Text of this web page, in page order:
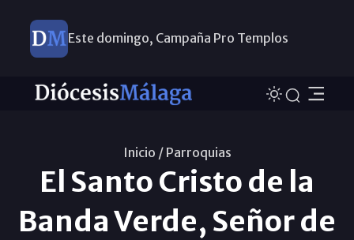
Este domingo, Campaña Pro Templos
Inicio / Parroquias
El Santo Cristo de la
Banda Verde, Señor de